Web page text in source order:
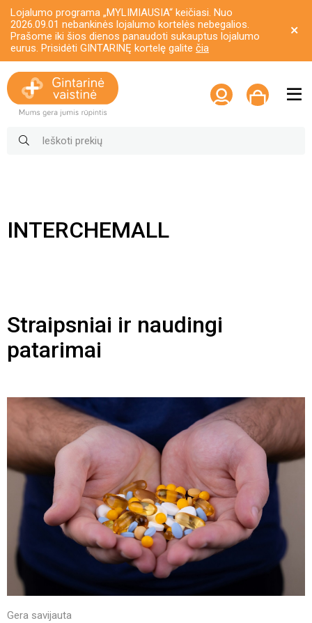
Lojalumo programa „MYLIMIAUSIA“ keičiasi. Nuo
2026.09.01 nebankinės lojalumo kortelės nebegalios.
Prašome iki šios dienos panaudoti sukauptus lojalumo
eurus. Prisidėti GINTARINĘ kortelę galite čia
INTERCHEMALL
Straipsniai ir naudingi
patarimai
Gera savijauta